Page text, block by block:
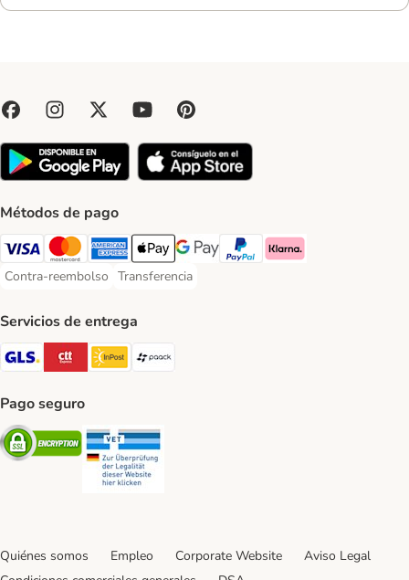
Métodos de pago
Visa Payment Method
Mastercard Payment Method
American Express Payment Method
Apple Pay Payment Method
Google Pay Payment Method
PayPal Payment Method
Klarna Payment Method
Contra-reembolso
Contra-reembolso Payment Method
Transferencia
Transferencia Payment Method
Servicios de entrega
GLS Shipping Method
CTTExpress Shipping Method
InPost Shipping Method
paack Shipping Method
Pago seguro
Security
Quiénes somos Empleo Corporate Website
Aviso Legal